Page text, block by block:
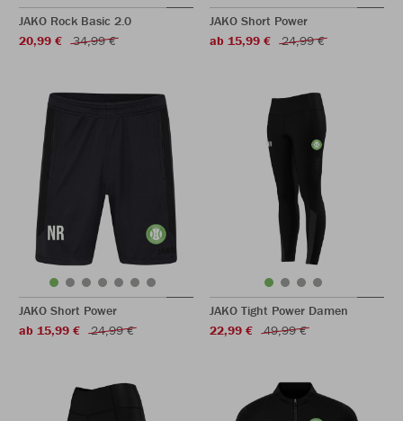
JAKO Rock Basic 2.0
20,99 €
34,99 €
JAKO Short Power
ab 15,99 €
24,99 €
JAKO Short Power
ab 15,99 €
24,99 €
JAKO Tight Power Damen
22,99 €
49,99 €